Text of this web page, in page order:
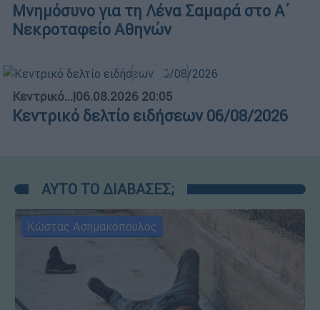
Μνημόσυνο για τη Λένα Σαμαρά στο Α΄
Νεκροταφείο Αθηνών
Κεντρικό...|06.08.2026 20:05
Κεντρικό δελτίο ειδήσεων 06/08/2026
ΑΥΤΟ ΤΟ ΔΙΑΒΑΣΕΣ;
Κώστας Ασημακόπουλος